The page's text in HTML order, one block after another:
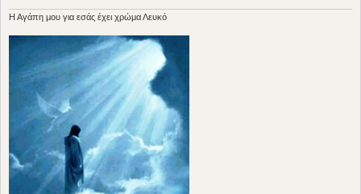
H Aγάπη μου για εσάς έχει χρώμα Λευκό